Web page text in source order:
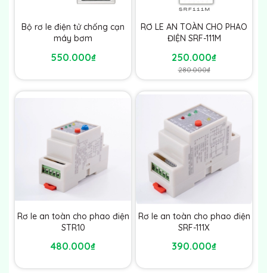
Bộ rơ le điện tử chống cạn
máy bơm
550.000₫
RƠ LE AN TOÀN CHO PHAO
ĐIỆN SRF-111M
250.000₫
280.000₫
Rơ le an toàn cho phao điện
STR10
480.000₫
Rơ le an toàn cho phao điện
SRF-111X
390.000₫